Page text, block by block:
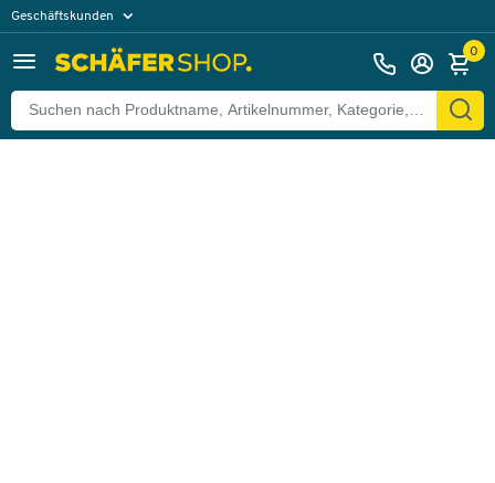
Geschäftskunden
0
Zurück